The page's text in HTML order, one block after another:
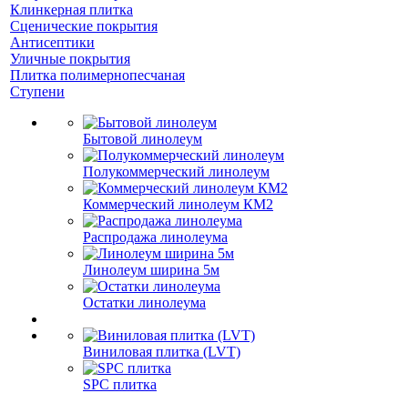
Клинкерная плитка
Сценические покрытия
Антисептики
Уличные покрытия
Плитка полимернопесчаная
Ступени
Бытовой линолеум
Полукоммерческий линолеум
Коммерческий линолеум КМ2
Распродажа линолеума
Линолеум ширина 5м
Остатки линолеума
Виниловая плитка (LVT)
SPC плитка